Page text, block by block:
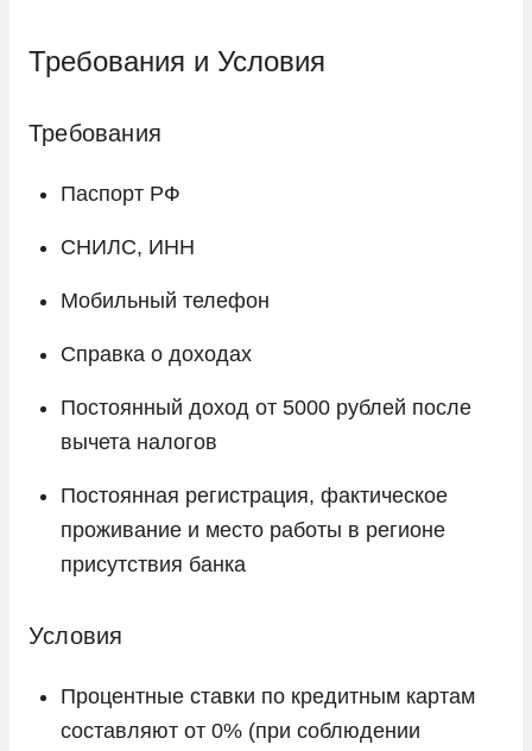
Требования и Условия
Требования
Паспорт РФ
СНИЛС, ИНН
Мобильный телефон
Справка о доходах
Постоянный доход от 5000 рублей после
вычета налогов
Постоянная регистрация, фактическое
проживание и место работы в регионе
присутствия банка
Условия
Процентные ставки по кредитным картам
составляют от 0% (при соблюдении